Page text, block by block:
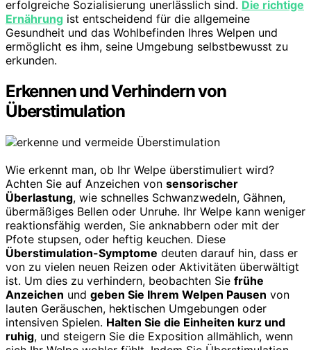
erfolgreiche Sozialisierung unerlässlich sind. Die richtige
Ernährung ist entscheidend für die allgemeine
Gesundheit und das Wohlbefinden Ihres Welpen und
ermöglicht es ihm, seine Umgebung selbstbewusst zu
erkunden.
Erkennen und Verhindern von
Überstimulation
Wie erkennt man, ob Ihr Welpe überstimuliert wird?
Achten Sie auf Anzeichen von sensorischer
Überlastung, wie schnelles Schwanzwedeln, Gähnen,
übermäßiges Bellen oder Unruhe. Ihr Welpe kann weniger
reaktionsfähig werden, Sie anknabbern oder mit der
Pfote stupsen, oder heftig keuchen. Diese
Überstimulation-Symptome deuten darauf hin, dass er
von zu vielen neuen Reizen oder Aktivitäten überwältigt
ist. Um dies zu verhindern, beobachten Sie frühe
Anzeichen und geben Sie Ihrem Welpen Pausen von
lauten Geräuschen, hektischen Umgebungen oder
intensiven Spielen. Halten Sie die Einheiten kurz und
ruhig, und steigern Sie die Exposition allmählich, wenn